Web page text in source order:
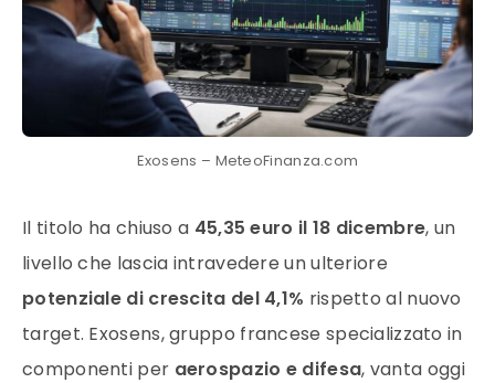
Exosens – MeteoFinanza.com
Il titolo ha chiuso a 45,35 euro il 18 dicembre, un
livello che lascia intravedere un ulteriore
potenziale di crescita del 4,1% rispetto al nuovo
target. Exosens, gruppo francese specializzato in
componenti per aerospazio e difesa, vanta oggi